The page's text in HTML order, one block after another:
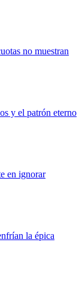
no muestran
y el patrón eterno
en ignorar
la épica